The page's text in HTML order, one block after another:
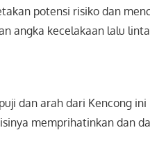
potensi risiko dan
angka kecelakaan lalu
dan arah dari Kencong
memprihatinkan dan